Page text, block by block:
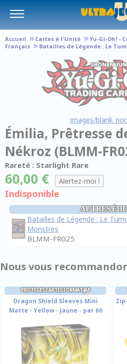
Accueil Cartes à l'Unité
Yu-Gi-Oh! -
Français
Batailles de Légende : Le
images/
Émilia, Prêtresse
Nékroz (BLMM-
Rareté : Starlight Rare
60,00 €
Indisponible
AUTRES
Batailles de Légende : Le
Monstres
BLMM-FR025
Nous vous
PROTÈGES CARTES FORMAT JAP
Dragon Shield Sleeves Mini
Matte - Yellow - Jaune - par 60